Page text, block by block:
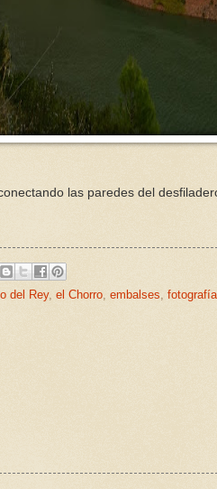
las paredes del
del Rey, el Chorro, embalses, fotografía